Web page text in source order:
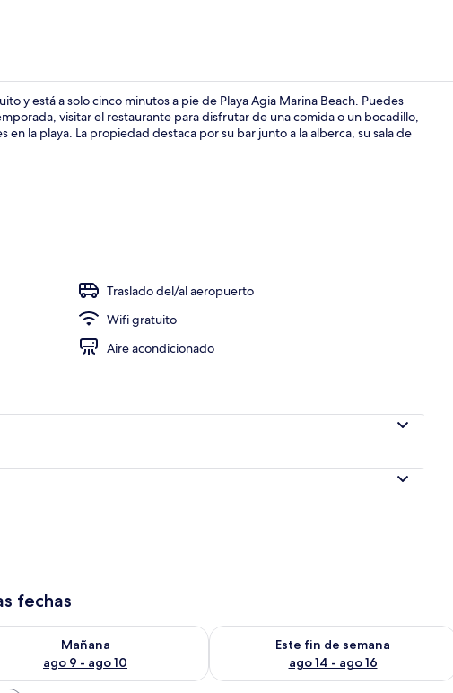
Alberca al
y está a solo cinco minutos a pie de Playa Agia Marina Beach. Puedes
visitar el restaurante para disfrutar de una comida o un bocadillo,
la playa. La propiedad destaca por su bar junto a la alberca, su sala de
Traslado del/al aeropuerto
Wifi gratuito
Aire acondicionado
fechas
9
Mañana
ago 9 - ago 10
la disponibilidad para mañana ago 9 - ago 10
Este fin de semana
ago 14 - ago 16
Consulta la disponibilidad para este